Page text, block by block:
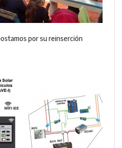
por su reinserción